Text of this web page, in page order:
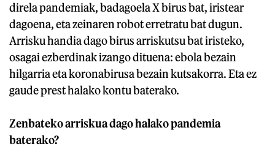
direla pandemiak, badagoela X birus bat, iristear
dagoena, eta zeinaren robot erretratu bat dugun.
Arrisku handia dago birus arriskutsu bat iristeko,
osagai ezberdinak izango dituena: ebola bezain
hilgarria eta koronabirusa bezain kutsakorra. Eta ez
gaude prest halako kontu baterako.
Zenbateko arriskua dago halako pandemia
baterako?